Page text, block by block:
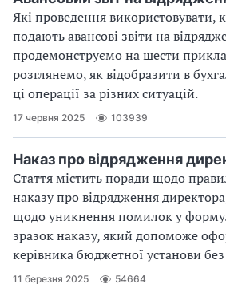
Які проведення використовувати,
подають авансові звіти на
продемонструємо на шести
розглянемо, як відобразити в
ці операції за різних ситуацій.
17 червня 2025 103939
Наказ про відрядження
Стаття містить поради щодо
наказу про відрядження
щодо уникнення помилок у
зразок наказу, який допоможе
керівника бюджетної установи
11 березня 2025 54664